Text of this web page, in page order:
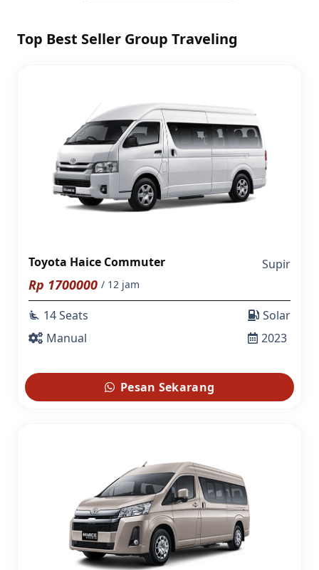
Top Best Seller Group Traveling
Toyota Haice Commuter Supir
Rp 1700000 / 12 jam
airline_seat_recline_extra 14 Seats
Manual
Solar
2023
Pesan Sekarang